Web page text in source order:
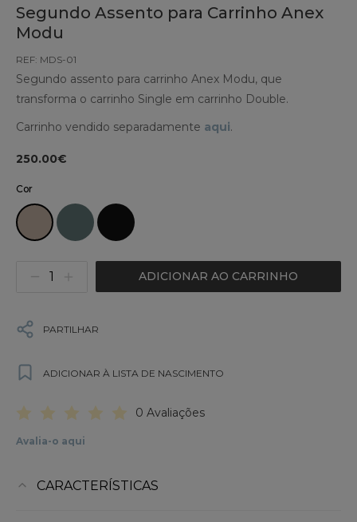
Segundo Assento para Carrinho Anex
Modu
REF: MDS-01
Segundo assento para carrinho Anex Modu, que
transforma o carrinho Single em carrinho Double.
Carrinho vendido separadamente aqui.
250.00€
Cor
ADICIONAR AO CARRINHO
PARTILHAR
ADICIONAR À LISTA DE NASCIMENTO
0 Avaliações
Avalia-o aqui
CARACTERÍSTICAS